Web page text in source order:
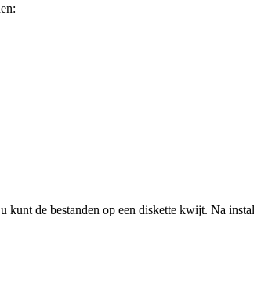
kunt de bestanden op een diskette kwijt. Na